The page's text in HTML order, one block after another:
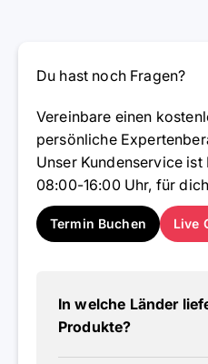
Du hast noch Fragen?
Vereinbare einen
persönliche
Unser Kundenservice
08:00-16:00 Uhr, für
Termin Buchen Live
In welche Länder
Produkte?